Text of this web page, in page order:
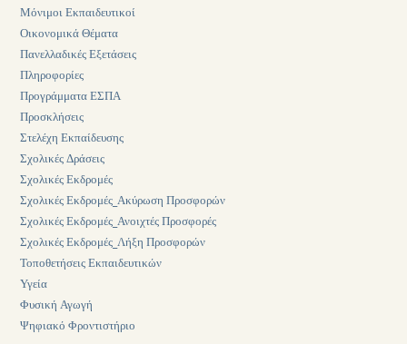
Μόνιμοι Εκπαιδευτικοί
Οικονομικά Θέματα
Πανελλαδικές Εξετάσεις
Πληροφορίες
Προγράμματα ΕΣΠΑ
Προσκλήσεις
Στελέχη Εκπαίδευσης
Σχολικές Δράσεις
Σχολικές Εκδρομές
Σχολικές Εκδρομές_Ακύρωση Προσφορών
Σχολικές Εκδρομές_Ανοιχτές Προσφορές
Σχολικές Εκδρομές_Λήξη Προσφορών
Τοποθετήσεις Εκπαιδευτικών
Υγεία
Φυσική Αγωγή
Ψηφιακό Φροντιστήριο